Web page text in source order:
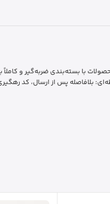
و بهداشتی: تمام محصولات با بسته‌بندی ضربه‌گیر و
بلافاصله پس از ارسال، کد